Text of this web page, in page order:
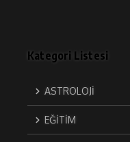
Kategori Listesi
ASTROLOJİ
EĞİTİM